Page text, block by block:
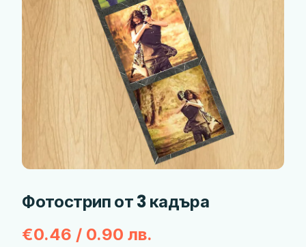
Фотострип от 3 кадъра
€0.46 / 0.90 лв.